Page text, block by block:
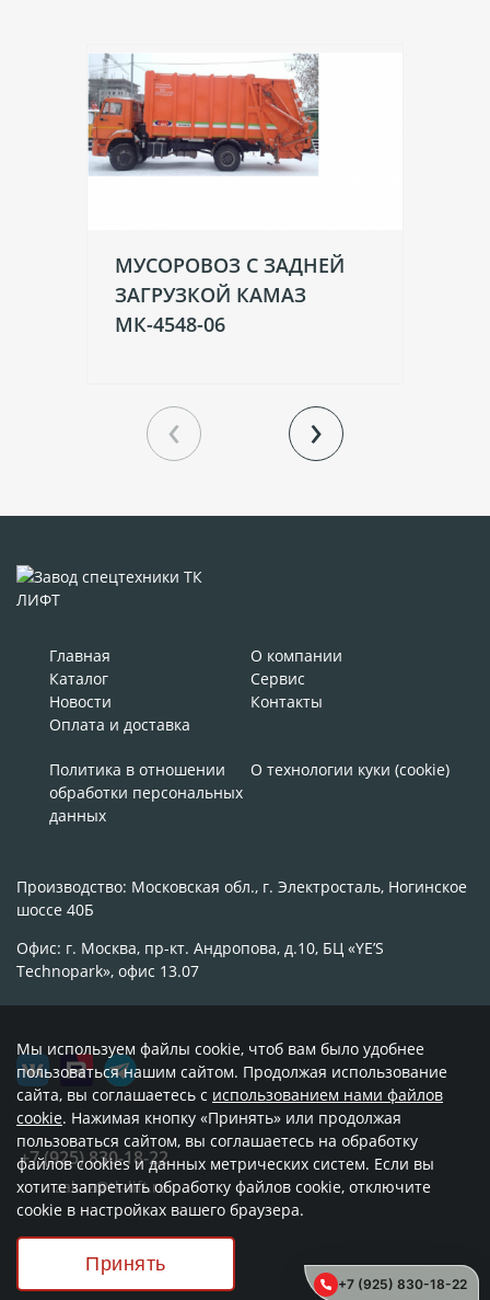
МУСОРОВОЗ С ЗАДНЕЙ
ЗАГРУЗКОЙ КАМАЗ
МК-4548-06
‹ ›
Главная
О компании
Каталог
Сервис
Новости
Контакты
Оплата и доставка
Политика в отношении
обработки персональных
данных
О технологии куки (cookie)
Производство: Московская обл., г. Электросталь, Ногинское
шоссе 40Б
Офис: г. Москва, пр-кт. Андропова, д.10, БЦ «YE’S
Technopark», офис 13.07
+7 (925) 830-18-22
zakaz@tk-lift.ru
© 2018 - 2026 гг. ООО «ТК ЛИФТ»
Мы используем файлы cookie, чтоб вам было удобнее
пользоваться нашим сайтом. Продолжая использование
сайта, вы соглашаетесь с использованием нами файлов
cookie. Нажимая кнопку «Принять» или продолжая
пользоваться сайтом, вы соглашаетесь на обработку
файлов cookies и данных метрических систем. Если вы
хотите запретить обработку файлов cookie, отключите
cookie в настройках вашего браузера.
Принять
+7 (925) 830-18-22